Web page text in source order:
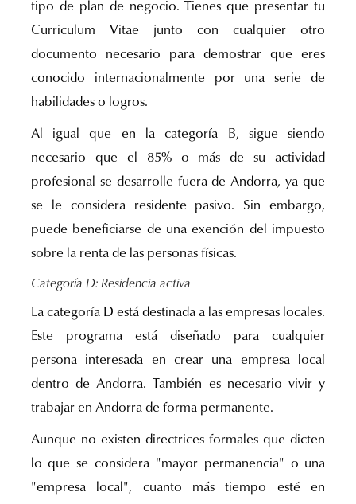
tipo de plan de negocio. Tienes que presentar tu
Curriculum Vitae junto con cualquier otro
documento necesario para demostrar que eres
conocido internacionalmente por una serie de
habilidades o logros.
Al igual que en la categoría B, sigue siendo
necesario que el 85% o más de su actividad
profesional se desarrolle fuera de Andorra, ya que
se le considera residente pasivo. Sin embargo,
puede beneficiarse de una exención del impuesto
sobre la renta de las personas físicas.
Categoría D: Residencia activa
La categoría D está destinada a las empresas locales.
Este programa está diseñado para cualquier
persona interesada en crear una empresa local
dentro de Andorra. También es necesario vivir y
trabajar en Andorra de forma permanente.
Aunque no existen directrices formales que dicten
lo que se considera "mayor permanencia" o una
"empresa local", cuanto más tiempo esté en